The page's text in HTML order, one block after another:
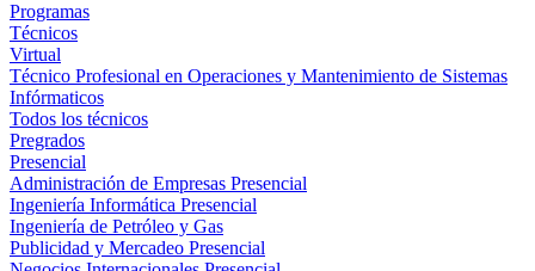
Programas
Técnicos
Virtual
Técnico Profesional en Operaciones y Mantenimiento de Sistemas
Infórmaticos
Todos los técnicos
Pregrados
Presencial
Administración de Empresas Presencial
Ingeniería Informática Presencial
Ingeniería de Petróleo y Gas
Publicidad y Mercadeo Presencial